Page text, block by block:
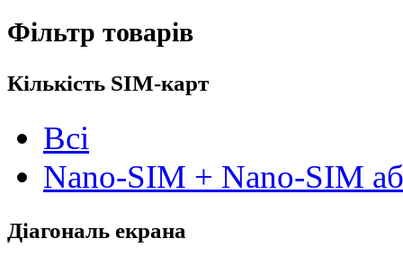
Фільтр товарів
Кількість SIM-карт
Всі
Nano-SIM + Nano-SIM
Діагональ екрана